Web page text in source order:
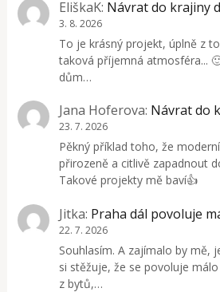
EliškaK: Návrat do krajiny
3. 8. 2026
To je krásný projekt, úplně z
taková příjemná atmosféra...
dům…
Jana Hoferova: Návrat do
23. 7. 2026
Pěkný příklad toho, že
přirozeně a citlivě zapadnout
Takové projekty mě baví👍
Jitka: Praha dál povoluje
22. 7. 2026
Souhlasím. A zajímalo by mě,
si stěžuje, že se povoluje
z bytů,…